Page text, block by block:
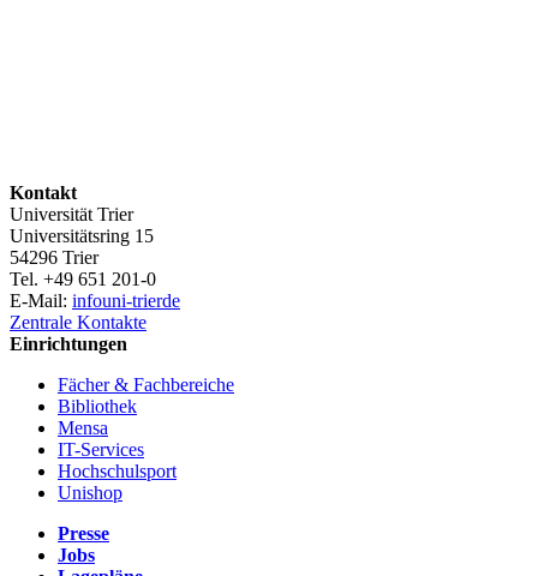
Kontakt
Universität Trier
Universitätsring 15
54296 Trier
Tel. +49 651 201-0
E-Mail: infouni-trierde
Zentrale Kontakte
Einrichtungen
Fächer & Fachbereiche
Bibliothek
Mensa
IT-Services
Hochschulsport
Unishop
Presse
Jobs